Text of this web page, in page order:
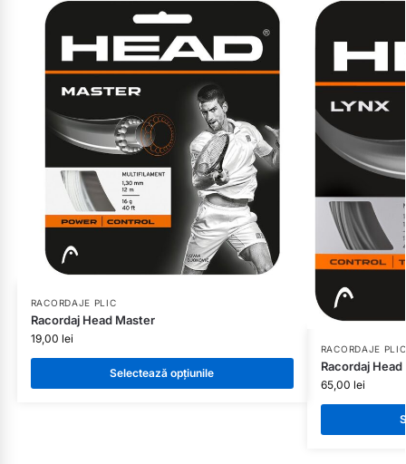
RACORDAJE PLIC
Racordaj Head Master
19,00 lei
Selectează opțiunile
RACORDAJE PLIC
Racordaj Head
65,00 lei